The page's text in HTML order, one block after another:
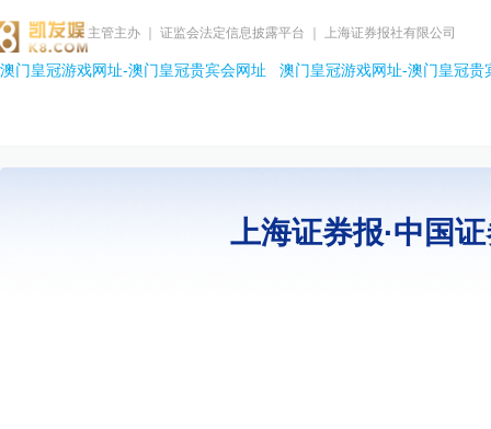
主管主办 ｜ 证监会法定信息披露平台 ｜ 上海证券报社有限公司
澳门皇冠游戏网址-澳门皇冠贵宾会网址 澳门皇冠游戏网址-澳门皇冠贵
上海证券报·中国